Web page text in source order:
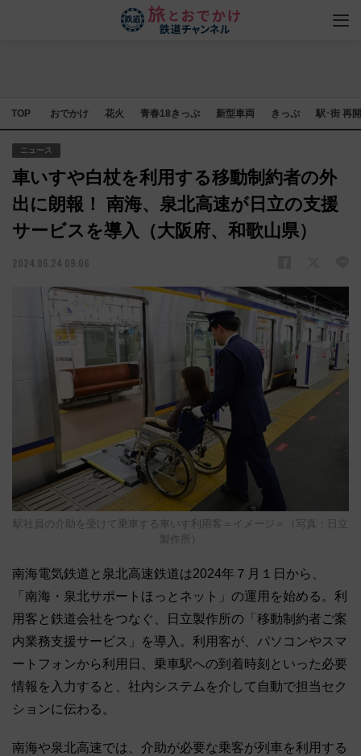
TOP おでかけ 花火 青春18きっぷ 新型車両 きっぷ 駅･街 再
ニュース
車いすや白杖を利用する移動制約者の外
出に朗報！ 南海、泉北高速が日立の支援
サービスを導入（大阪府、和歌山県）
2024.06.24 09:06
駅社員の介助を受けて乗車する車いす利用客＝イメージ＝（写真：日立
製作所）
南海電気鉄道と泉北高速鉄道は2024年７月１日から、
「南海・泉北サポートほっとネット」の運用を始める。利
用客と鉄道会社をつなぐ、日立製作所の「移動制約者ご案
内業務支援サービス」を導入。利用客が、パソコンやスマ
ートフォンから利用日、乗車駅への到着時刻といった必要
情報を入力すると、社内システムを介して自動で担当セク
ションに伝わる。
南海や泉北高速では、介助が必要な乗客が列車を利用する